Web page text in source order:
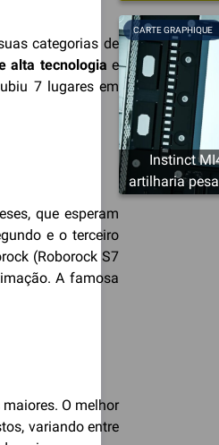
categorias de
alta tecnologia e
7 lugares em
que esperam
e o terceiro
(Roborock S7
A famosa
O melhor
variando entre
mínimo
Instinct
artilharia
CARTE GRAPHIQUE